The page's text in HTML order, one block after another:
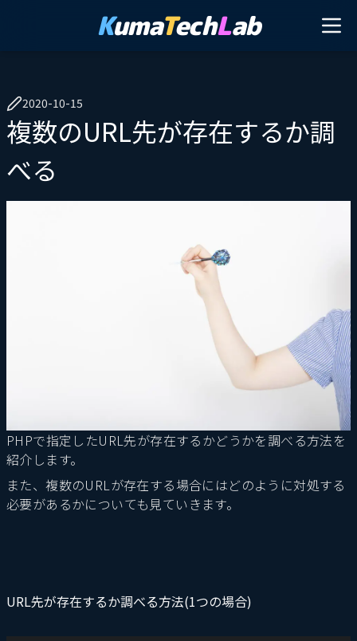
KumaTechLab
2020-10-15
複数のURL先が存在するか調
べる
PHPで指定したURL先が存在するかどうかを調べる方法を
紹介します。
また、複数のURLが存在する場合にはどのように対処する
必要があるかについても見ていきます。
URL先が存在するか調べる方法(1つの場合)